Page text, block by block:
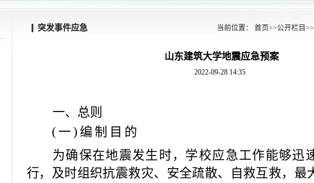
突发事件应急 当前位置： 首页>>公开栏目 >>
山东建筑大学地震应急预案
2022-09-28 14:35
一、总则
( 一) 编制目的
为确保在地震发生时，学校应急工作能够迅
行， 及时组织抗震救灾、安全疏散、自救互救，最